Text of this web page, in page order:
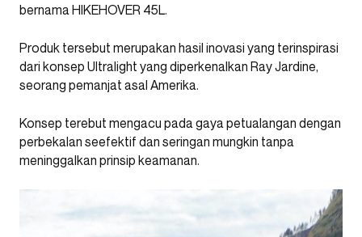
bernama HIKEHOVER 45L.
Produk tersebut merupakan hasil inovasi yang terinspirasi
dari konsep Ultralight yang diperkenalkan Ray Jardine,
seorang pemanjat asal Amerika.
Konsep terebut mengacu pada gaya petualangan dengan
perbekalan seefektif dan seringan mungkin tanpa
meninggalkan prinsip keamanan.